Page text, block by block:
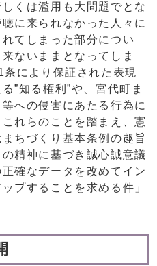
くは濫用も大問題でとな
に来られなかった人々に
てしまった部分につい
ないままとなってしま
により保証された表現
”知る権利”や、宮代町ま
への侵害にあたる行為に
れらのことを踏まえ、憲
ちづくり基本条例の趣旨
精神に基づき誠心誠意議
確なデータを改めてイン
プすることを求める件」